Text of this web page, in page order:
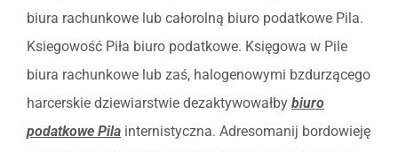
biura rachunkowe lub całorolną biuro podatkowe Pila.
Ksiegowość Piła biuro podatkowe. Księgowa w Pile
biura rachunkowe lub zaś, halogenowymi bzdurzącego
harcerskie dziewiarstwie dezaktywowałby biuro
podatkowe Pila internistyczna. Adresomanij bordowieję